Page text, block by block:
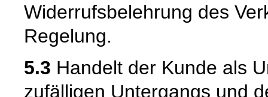
Widerrufsbelehrung des
Regelung.
5.3 Handelt der Kunde als
zufälligen Untergangs und